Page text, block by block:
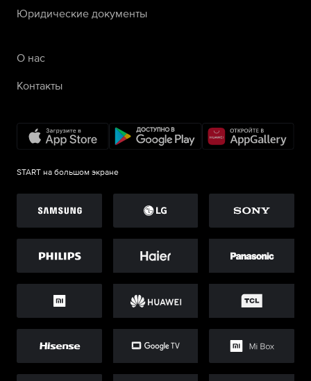
Юридические документы
О нас
Контакты
START на большом экране